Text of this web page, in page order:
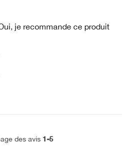
je recommande ce produit
des avis 1-5